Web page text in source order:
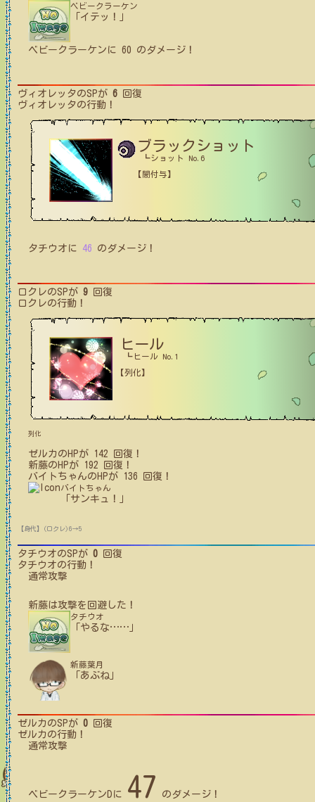
ベビークラーケン
「イテッ！」
ベビークラーケン に 60 のダメージ！
ヴィオレッタのSPが 6 回復
ヴィオレッタの行動！
ブラックショット
┗ショット No.6
【闇付与】
タチウオ に 46 のダメージ！
ロクレのSPが 9 回復
ロクレの行動！
ヒール
┗ヒール No.1
【列化】
列化
ゼルカの HPが 142 回復！
新藤の HPが 192 回復！
バイトちゃんの HPが 136 回復！
バイトちゃん
「サンキュ！」
【身代】(ロクレ)6→5
タチウオのSPが 0 回復
タチウオの行動！
通常攻撃
新藤は攻撃を回避した！
タチウオ
「やるな……
新藤葉月
「あぶね」
ゼルカのSPが 0 回復
ゼルカの行動！
通常攻撃
ベビークラーケンD に 47 のダメージ！